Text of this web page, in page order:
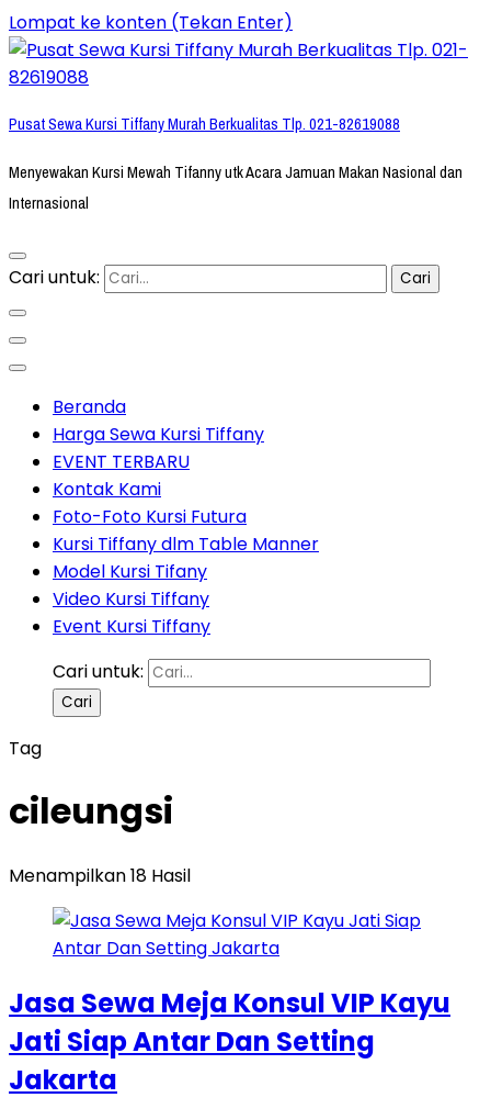
Lompat ke konten (Tekan Enter)
Pusat Sewa Kursi Tiffany Murah Berkualitas Tlp. 021-82619088
Menyewakan Kursi Mewah Tifanny utk Acara Jamuan Makan Nasional dan
Internasional
Cari untuk:
Beranda
Harga Sewa Kursi Tiffany
EVENT TERBARU
Kontak Kami
Foto-Foto Kursi Futura
Kursi Tiffany dlm Table Manner
Model Kursi Tifany
Video Kursi Tiffany
Event Kursi Tiffany
Cari untuk:
Tag
cileungsi
Menampilkan 18 Hasil
Jasa Sewa Meja Konsul VIP Kayu
Jati Siap Antar Dan Setting
Jakarta